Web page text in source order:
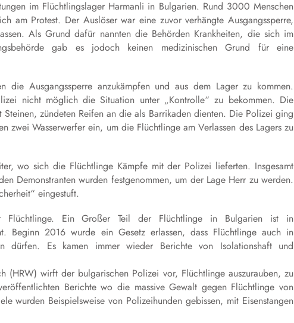
im Flüchtlingslager Harmanli in Bulgarien. Rund 3000 Menschen
am Protest. Der Auslöser war eine zuvor verhängte Ausgangssperre,
Als Grund dafür nannten die Behörden Krankheiten, die sich im
gab es jodoch keinen medizinischen Grund für eine
die Ausgangssperre anzukämpfen und aus dem Lager zu kommen.
nicht möglich die Situation unter „Kontrolle“ zu bekommen. Die
zündeten Reifen an die als Barrikaden dienten. Die Polizei ging
zwei Wasserwerfer ein, um die Flüchtlinge am Verlassen des Lagers zu
wo sich die Flüchtlinge Kämpfe mit der Polizei lieferten. Insgesamt
Demonstranten wurden festgenommen, um der Lage Herr zu werden.
eingestuft.
Flüchtlinge. Ein Großer Teil der Flüchtlinge in Bulgarien ist in
Beginn 2016 wurde ein Gesetz erlassen, dass Flüchtlinge auch in
dürfen. Es kamen immer wieder Berichte von Isolationshaft und
(HRW) wirft der bulgarischen Polizei vor, Flüchtlinge auszurauben, zu
Berichte wo die massive Gewalt gegen Flüchtlinge von
wurden Beispielsweise von Polizeihunden gebissen, mit Eisenstangen